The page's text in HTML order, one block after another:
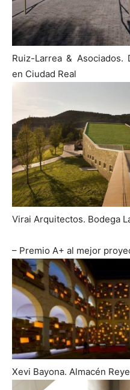
Ruiz-Larrea & Asociados.
en Ciudad Real
Virai Arquitectos. Bodega
– Premio A+ al mejor
Xevi Bayona. Almacén